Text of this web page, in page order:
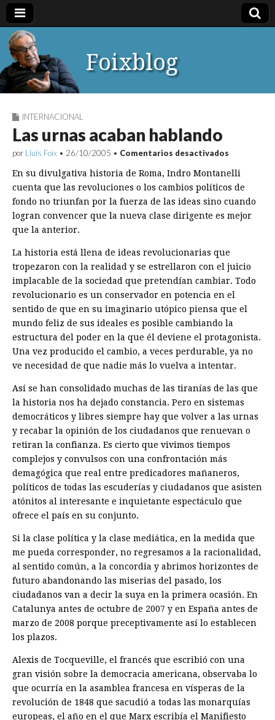
Foixblog
INTERNACIONAL
Las urnas acaban hablando
por Lluís Foix • 26/10/2005 • Comentarios desactivados
urnas
acaban
hablando
En su divulgativa historia de Roma, Indro Montanelli
cuenta que las revoluciones o los cambios políticos de
fondo no triunfan por la fuerza de las ideas sino cuando
logran convencer que la nueva clase dirigente es mejor
que la anterior.
La historia está llena de ideas revolucionarias que
tropezaron con la realidad y se estrellaron con el juicio
implacable de la sociedad que pretendían cambiar. Todo
revolucionario es un conservador en potencia en el
sentido de que en su imaginario utópico piensa que el
mundo feliz de sus ideales es posible cambiando la
estructura del poder en la que él deviene el protagonista.
Una vez producido el cambio, a veces perdurable, ya no
ve necesidad de que nadie más lo vuelva a intentar.
Así se han consolidado muchas de las tiranías de las que
la historia nos ha dejado constancia. Pero en sistemas
democráticos y libres siempre hay que volver a las urnas
y recabar la opinión de los ciudadanos que renuevan o
retiran la confianza. Es cierto que vivimos tiempos
complejos y convulsos con una confrontación más
demagógica que real entre predicadores mañaneros,
políticos de todas las escuderías y ciudadanos que asisten
atónitos al interesante e inquietante espectáculo que
ofrece el país en su conjunto.
Si la clase política y la clase mediática, en la medida que
me pueda corresponder, no regresamos a la racionalidad,
al sentido común, a la concordia y abrimos horizontes de
futuro abandonando las miserias del pasado, los
ciudadanos van a decir la suya en la primera ocasión. En
Catalunya antes de octubre de 2007 y en España antes de
marzo de 2008 porque preceptivamente así lo establecen
los plazos.
Alexis de Tocqueville, el francés que escribió con una
gran visión sobre la democracia americana, observaba lo
que ocurría en la asamblea francesa en vísperas de la
revolución de 1848 que sacudió a todas las monarquías
europeas, el año en el que Marx escribía el Manifiesto